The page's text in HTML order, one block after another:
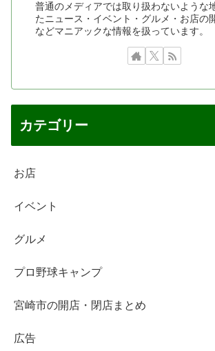
普通のメディアでは取り扱わないような
たニュース・イベント・グルメ・お店の
などマニアックな情報を扱っています。
カテゴリー
お店
イベント
グルメ
プロ野球キャンプ
宮崎市の開店・閉店まとめ
広告